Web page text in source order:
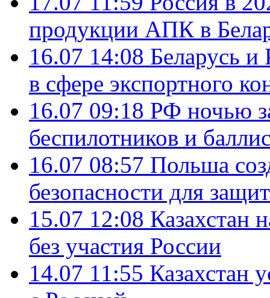
продукции АПК в
16.07 14:08 Беларусь и
в сфере экспортного
16.07 09:18 РФ ночью
беспилотников и
16.07 08:57 Польша
безопасности для
15.07 12:08 Казахстан
без участия России
14.07 11:55 Казахстан